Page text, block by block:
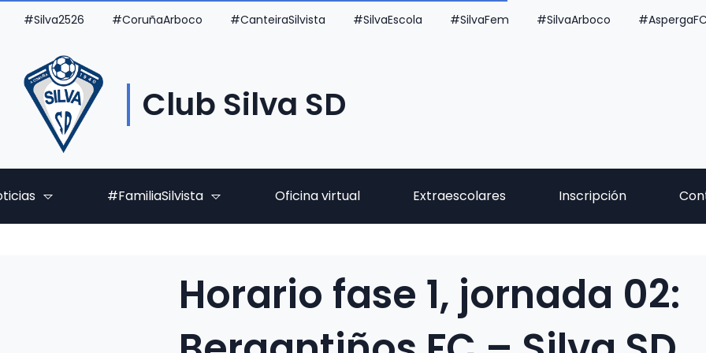
#Silva2526 #CoruñaArboco #CanteiraSilvista #SilvaEscola #SilvaFem #SilvaArboco #AspergaFC
Club Silva SD
#FamiliaSilvista Oficina virtual Extraescolares Inscripción
Horario fase 1, jornada 02: